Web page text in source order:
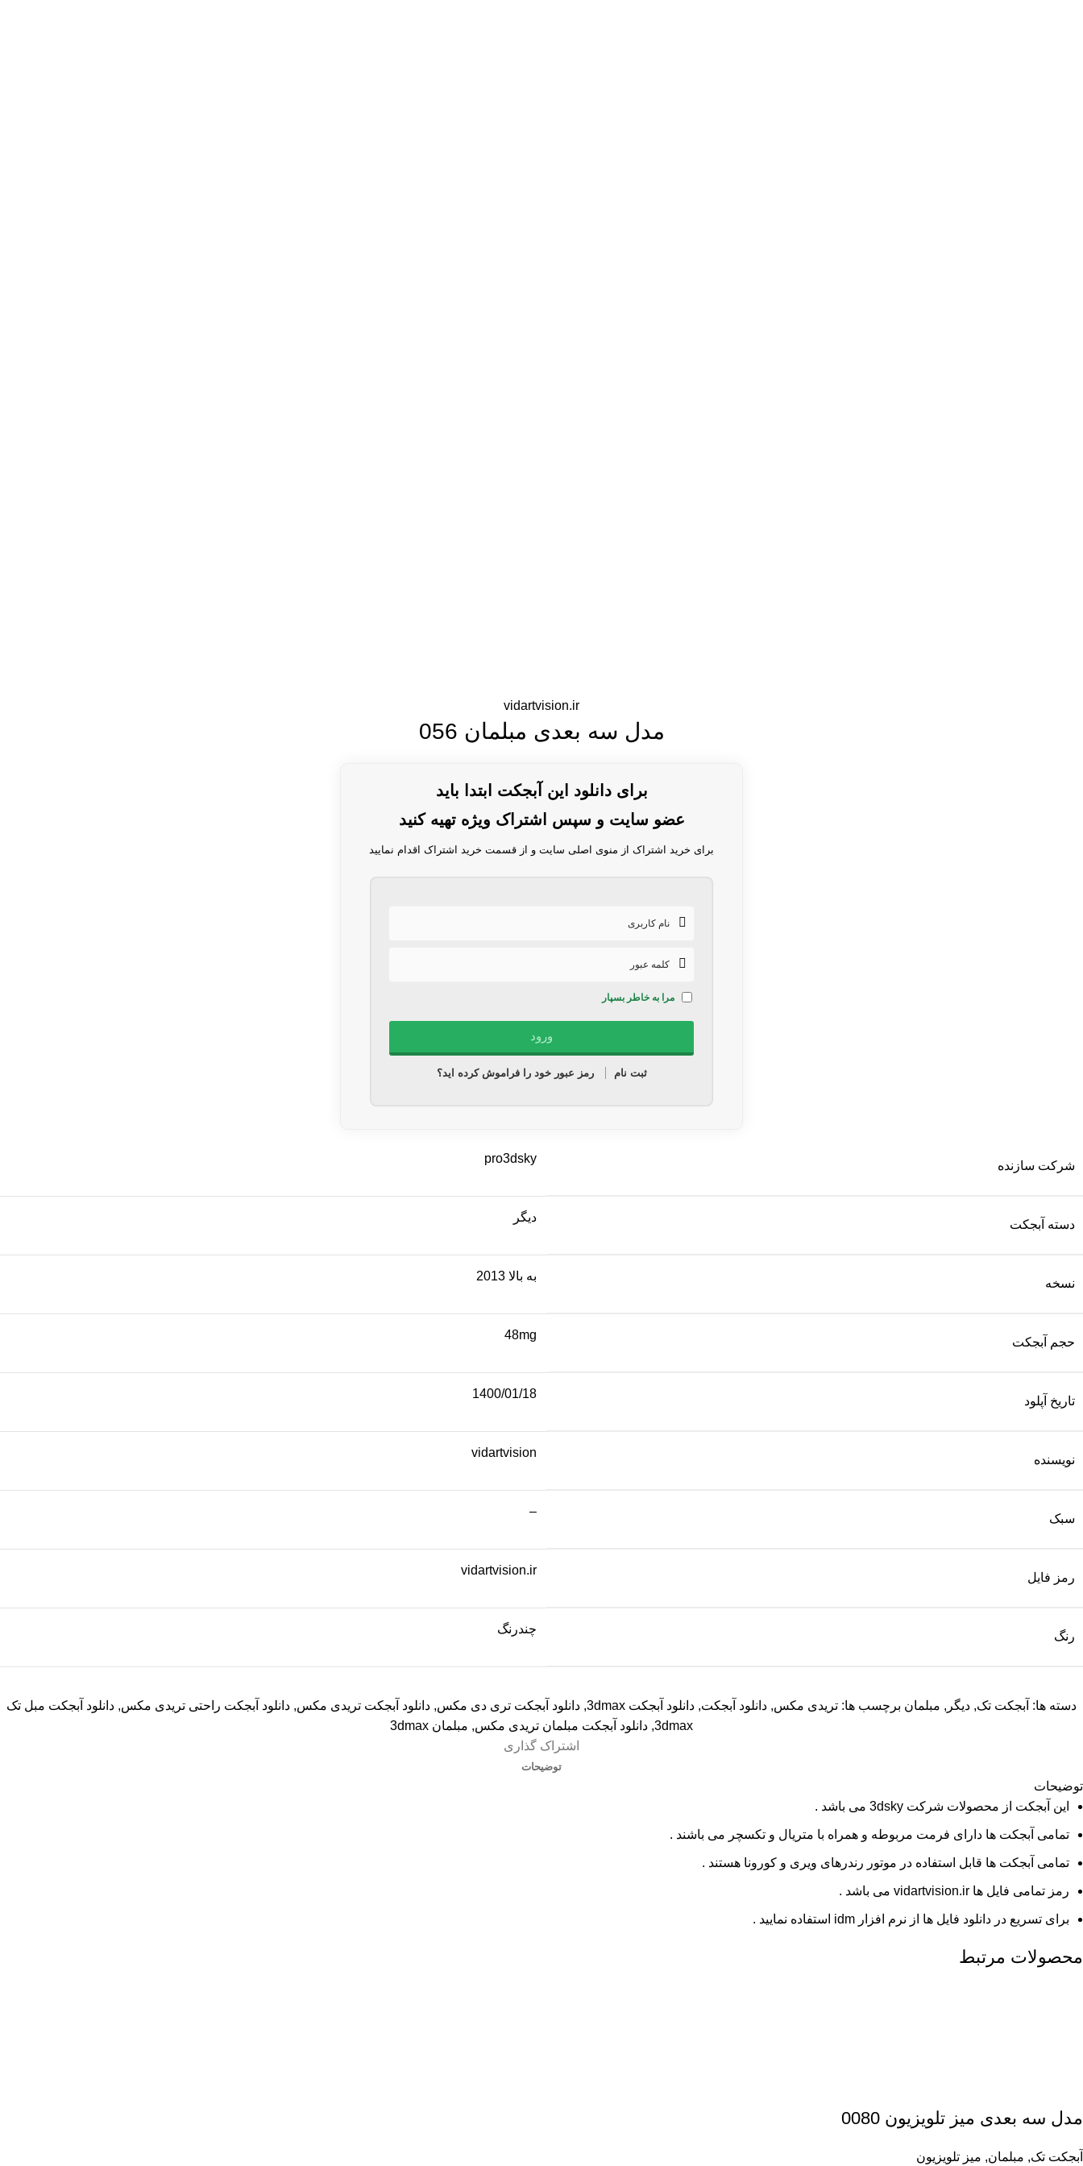
vidartvision.ir
مدل سه بعدی مبلمان 056
برای دانلود این آبجکت ابتدا باید
عضو سایت و سپس اشتراک ویژه تهیه کنید
برای خرید اشتراک از منوی اصلی سایت و از قسمت خرید اشتراک اقدام نمایید
مرا به خاطر بسپار
ثبت نام رمز عبور خود را فراموش کرده اید؟
شرکت سازنده
pro3dsky
دسته آبجکت
دیگر
نسخه
به بالا 2013
حجم آبجکت
48mg
تاریخ آپلود
1400/01/18
نویسنده
vidartvision
سبک
–
رمز فایل
vidartvision.ir
رنگ
چندرنگ
دسته ها: آبجکت تک, دیگر , مبلمان برچسب ها: تریدی مکس, دانلود آبجکت, دانلود آبجکت 3dmax , دانلود آبجکت تری دی مکس, دانلود آبجکت تریدی مکس, دانلود آبجکت راحتی تریدی مکس, دانلود آبجکت مبل تک
3dmax
, دانلود آبجکت مبلمان تریدی مکس, مبلمان 3dmax
اشتراک گذاری
توضیحات
توضیحات
این آبجکت از محصولات شرکت 3dsky می باشد .
تمامی آبجکت ها دارای فرمت مربوطه و همراه با متریال و تکسچر می باشند .
تمامی آبجکت ها قابل استفاده در موتور رندرهای ویری و کورونا هستند .
رمز تمامی فایل ها vidartvision.ir می باشد .
برای تسریع در دانلود فایل ها از نرم افزار idm استفاده نمایید .
محصولات مرتبط
مدل سه بعدی میز تلویزیون 0080
آبجکت تک, مبلمان, میز تلویزیون